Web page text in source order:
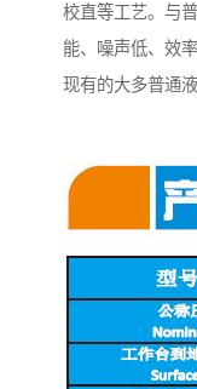
校直等工艺。与
能、噪声低、效
现有的大多普通液